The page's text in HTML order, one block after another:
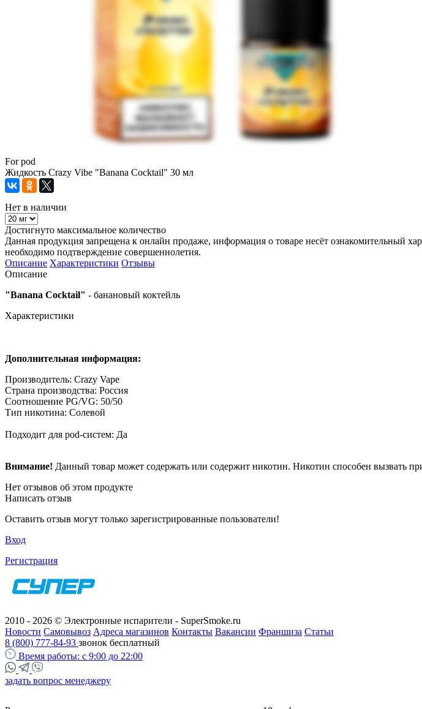
For pod
Жидкость Crazy Vibe "Banana Cocktail" 30 мл
Нет в наличии
Достигнуто максимальное количество
Данная продукция запрещена к онлайн продаже, информация о товаре несёт ознакомительный
необходимо подтверждение совершеннолетия.
Описание Характеристики Отзывы
Описание
"Banana Cocktail" - банановый коктейль
Характеристики
Дополнительная информация:
Производитель: Crazy Vape
Страна производства: Россия
Соотношение PG/VG: 50/50
Тип никотина: Солевой
Подходит для pod-систем: Да
Внимание! Данный товар может содержать или содержит никотин. Никотин способен вызвать
Нет отзывов об этом продукте
Написать отзыв
Оставить отзыв могут только зарегистрированные пользователи!
Вход
Регистрация
2010 - 2026 © Электронные испарители - SuperSmoke.ru
Новости Самовывоз Адреса магазинов Контакты Вакансии Франшиза Статьи
8 (800) 777-84-93 звонок бесплатный
Время работы: с 9:00 до 22:00
задать вопрос менеджеру